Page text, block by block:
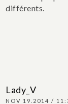
différents.
Lady_V
NOV 19.2014 /